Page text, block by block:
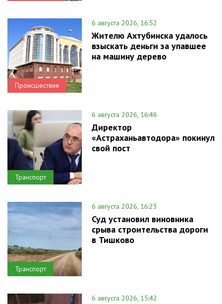
Происшествия
6 августа 2026, 16:52
Жителю Ахтубинска удалось
взыскать деньги за упавшее
на машину дерево
Транспорт
6 августа 2026, 16:46
Директор
«Астраханьавтодора» покинул
свой пост
Транспорт
6 августа 2026, 16:23
Суд установил виновника
срыва строительства дороги
в Тишково
6 августа 2026, 15:42